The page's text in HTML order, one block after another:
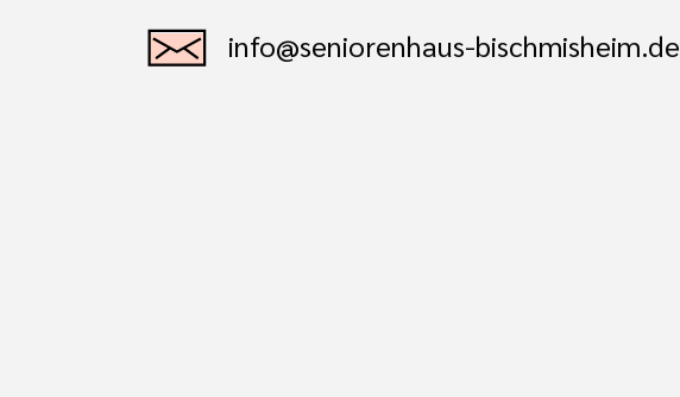
info@seniorenhaus-bischmisheim.de